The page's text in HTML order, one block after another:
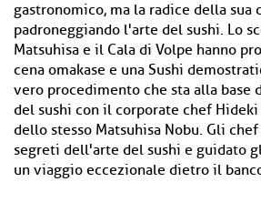
gastronomico, ma la radice della sua
padroneggiando l'arte del sushi. Lo
Matsuhisa e il Cala di Volpe hanno
cena omakase e una Sushi
vero procedimento che sta alla base
del sushi con il corporate chef Hideki
dello stesso Matsuhisa Nobu. Gli
segreti dell'arte del sushi e guidato
un viaggio eccezionale dietro il